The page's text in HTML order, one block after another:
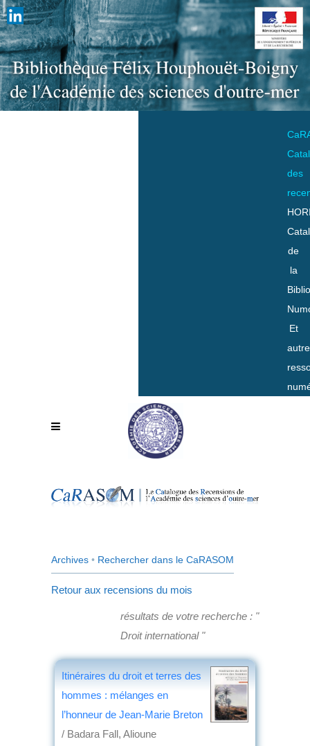
des
de
la
Et
Archives • Rechercher dans le CaRASOM
Retour aux recensions du mois
résultats de votre recherche : "
Droit international "
Itinéraires du droit et terres des
hommes : mélanges en
l’honneur de Jean-Marie Breton
/ Badara Fall, Alioune